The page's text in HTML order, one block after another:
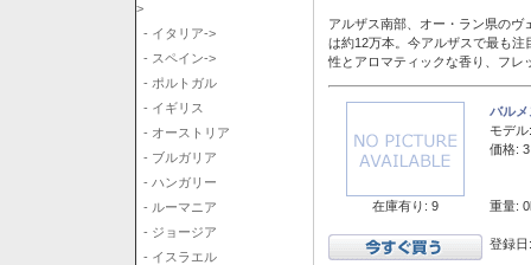
>
- イタリア->
- スペイン->
- ポルトガル
- イギリス
- オーストリア
- ブルガリア
- ハンガリー
- ルーマニア
- ジョージア
- イスラエル
アルザス南部、オー・ラン県の
は約12万本。今アルザスで最も
性とアロマティックな香り、フレ
在庫有り: 9
バル
モデル:
価格:
重量:
登録